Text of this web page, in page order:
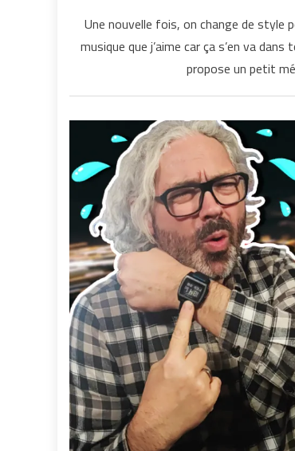
Une nouvelle fois, on change de style
musique que j’aime car ça s’en va
propose un petit